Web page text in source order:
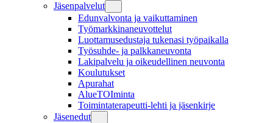
Jäsenpalvelut
Edunvalvonta ja vaikuttaminen
Työmarkkinaneuvottelut
Luottamusedustaja tukenasi työpaikalla
Työsuhde- ja palkkaneuvonta
Lakipalvelu ja oikeudellinen neuvonta
Koulutukset
Apurahat
AlueTOIminta
Toimintaterapeutti-lehti ja jäsenkirje
Jäsenedut